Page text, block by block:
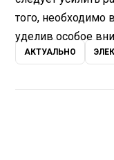
того, необходимо
уделив особое
АКТУАЛЬНО